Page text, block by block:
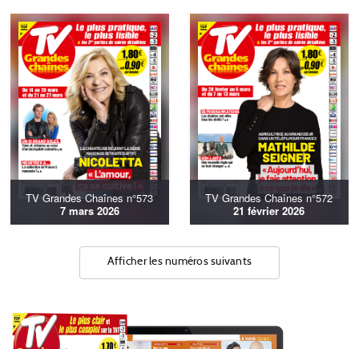
TV Grandes Chaînes n°573
7 mars 2026
TV Grandes Chaînes n°572
21 février 2026
Afficher les numéros suivants